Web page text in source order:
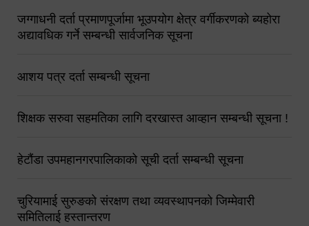
जग्गाधनी दर्ता प्रमाणपूर्जामा भूउपयोग क्षेत्र वर्गीकरणको ब्यहोरा
अद्यावधिक गर्ने सम्बन्धी सार्वजनिक सूचना
आशय पत्र दर्ता सम्बन्धी सूचना
शिक्षक सरुवा सहमतिका लागि दरखास्त आव्हान सम्बन्धी सूचना !
हेटौंडा उपमहानगरपालिकाको सूची दर्ता सम्बन्धी सूचना
चुरियामाई सुरुङको संरक्षण तथा व्यवस्थापनको जिम्मेवारी
समितिलाई हस्तान्तरण